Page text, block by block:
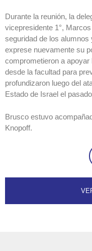
Durante la reunión, la
vicepresidente 1°,
seguridad de los
exprese nuevamente su
comprometieron a
desde la facultad para
profundizaron luego del
Estado de Israel el
Brusco estuvo
Knopoff.